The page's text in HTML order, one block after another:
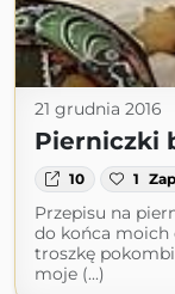
21 grudnia 2016
Pierniczki
10 1
Przepisu na
do końca moich
troszkę
moje (...)